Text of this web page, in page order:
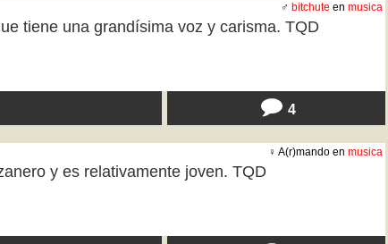
♂ bitchute en musica
tiene una grandísima voz y carisma. TQD
4
♀ A(r)mando en musica
y es relativamente joven. TQD